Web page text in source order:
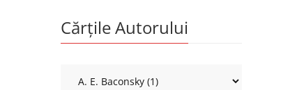
Cărțile Autorului